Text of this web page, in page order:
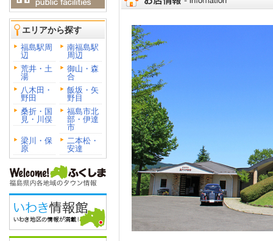
エリアから探す
福島駅周
辺
南福島駅
周辺
荒井・土
湯
御山・森
合
八木田・
野田
飯坂・矢
野目
桑折・国
見・川俣
福島市北
部・伊達
市
梁川・保
原
二本松・
安達